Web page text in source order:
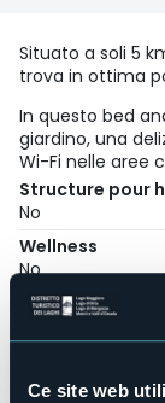
Ce site web
Situato a soli 5
trova in ottima
In questo bed
giardino, una
Wi-Fi nelle aree
Structure pour
No
Wellness
No
Salles de
No